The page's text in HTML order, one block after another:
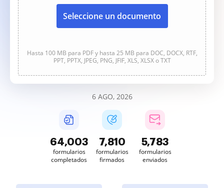
Seleccione un documento
Hasta 100 MB para PDF y hasta 25 MB para DOC, DOCX, RTF,
PPT, PPTX, JPEG, PNG, JFIF, XLS, XLSX o TXT
6 AGO, 2026
64,003
formularios
completados
7,810
formularios
firmados
5,783
formularios
enviados